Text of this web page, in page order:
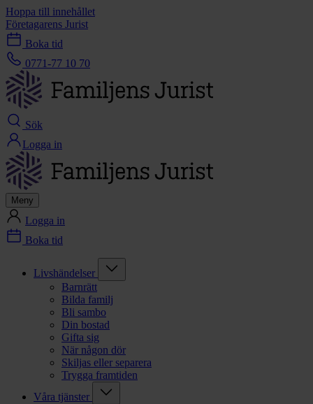
Hoppa till innehållet
Företagarens Jurist
Boka tid
0771-77 10 70
Sök
Logga in
Meny
Logga in
Boka tid
Livshändelser
Barnrätt
Bilda familj
Bli sambo
Din bostad
Gifta sig
När någon dör
Skiljas eller separera
Trygga framtiden
Våra tjänster